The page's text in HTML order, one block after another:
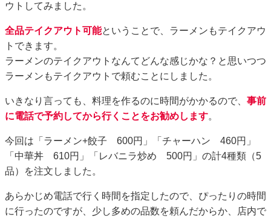
ウトしてみました。
全品テイクアウト可能ということで、ラーメンもテイクアウ
トできます。
ラーメンのテイクアウトなんてどんな感じかな？と思いつつ
ラーメンもテイクアウトで頼むことにしました。
いきなり言っても、料理を作るのに時間がかかるので、 事前
に電話で予約してから行くことをお勧めします。
今回は「ラーメン+餃子 600円」「チャーハン 460円」
「中華丼 610円」「レバニラ炒め 500円」の計4種類（5
品）を注文しました。
あらかじめ電話で行く時間を指定したので、ぴったりの時間
に行ったのですが、少し多めの品数を頼んだからか、店内で